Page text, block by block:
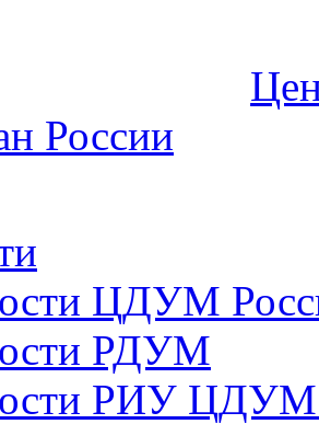
России
ЦДУМ
РДУМ
РИУ ЦДУМ